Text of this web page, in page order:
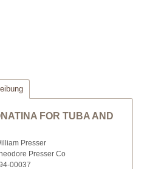
FOR TUBA AND
Presser
Presser Co
00037